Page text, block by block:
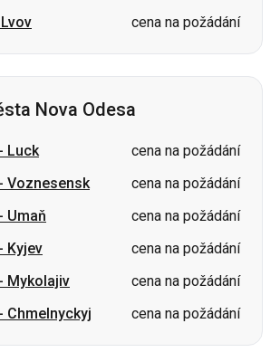
Lvov cena na požádání
Nova Odesa
- Luck
cena na požádání
- Voznesensk
cena na požádání
- Umaň
cena na požádání
- Kyjev
cena na požádání
- Mykolajiv
cena na požádání
- Chmelnyckyj cena na požádání